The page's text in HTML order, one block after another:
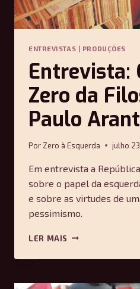
ENTREVISTAS | PRODUÇÕES
Entrevista:
Zero da
Paulo
Por Zero à Esquerda julho
Em entrevista a
sobre o papel da
e sobre as virtudes de
pessimismo.
LER MAIS ENTREVISTA:
GRAU
DA